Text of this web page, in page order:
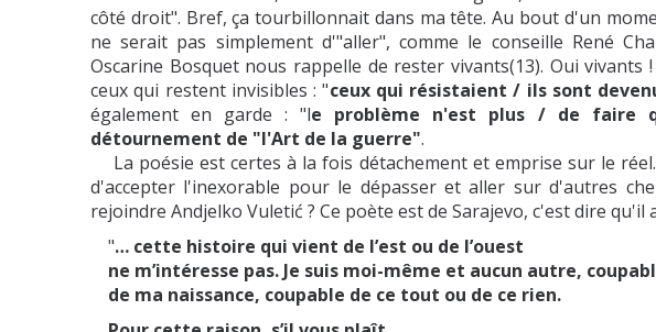
côté droit". Bref, ça tourbillonnait dans ma tête. Au bout d'un
ne serait pas simplement d'"aller", comme le conseille René
Oscarine Bosquet nous rappelle de rester vivants(13). Oui vivants
ceux qui restent invisibles : "ceux qui résistaient / ils sont
également en garde : "le problème n'est plus / de faire
détournement de "l'Art de la guerre".
La poésie est certes à la fois détachement et emprise sur le
d'accepter l'inexorable pour le dépasser et aller sur d'autres
rejoindre Andjelko Vuletić ? Ce poète est de Sarajevo, c'est dire
"… cette histoire qui vient de l’est ou de l’ouest
ne m’intéresse pas. Je suis moi-même et aucun autre,
de ma naissance, coupable de ce tout ou de ce rien.